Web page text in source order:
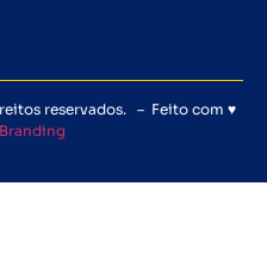
reservados. – Feito com ♥